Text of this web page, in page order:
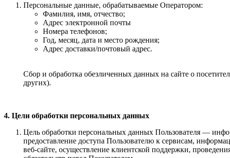
Персональные данные, обрабатываемые Оператором:
Фамилия, имя, отчество;
Адрес электронной почты
Номера телефонов;
Год, месяц, дата и место рождения;
Адрес доставки/почтовый адрес.
Сбор и обработка обезличенных данных на сайте о
других).
4. Цели обработки персональных данных
Цель обработки персональных данных Пользователя —
предоставление доступа Пользователю к сервисам,
веб-сайте, осуществление клиентской поддержки,